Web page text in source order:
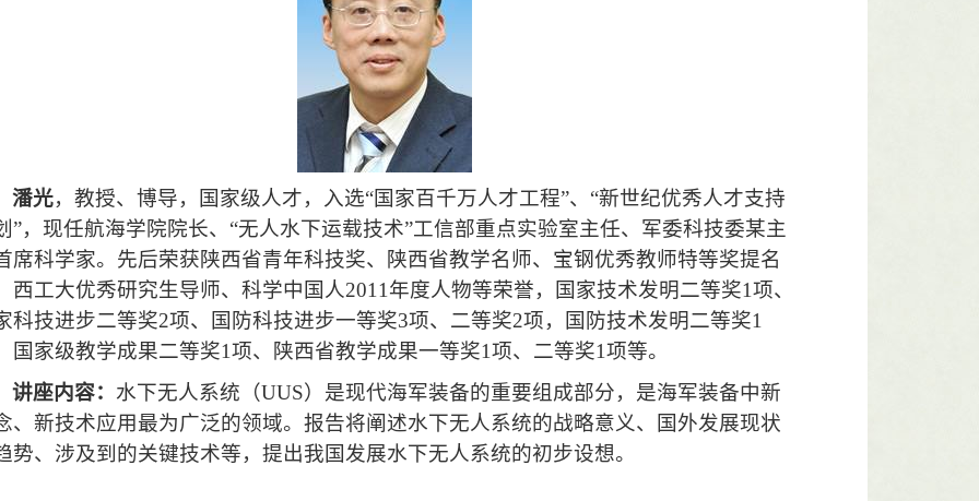
潘光，教授、博导，国家级人才，入选“国家百千万人才工程”、“新世纪优秀人才支持
”，现任航海学院院长、“无人水下运载技术”工信部重点实验室主任、军委科技委某主
席科学家。先后荣获陕西省青年科技奖、陕西省教学名师、宝钢优秀教师特等奖提名
西工大优秀研究生导师、科学中国人2011 年度人物等荣誉，国家技术发明二等奖1项、
科技进步二等奖2项、国防科技进步一等奖3项、二等奖2项，国防技术发明二等奖1
国家级教学成果二等奖1项、陕西省教学成果一等奖1项、二等奖1项等。
讲座内容： 水下无人系统（UUS）是现代海军装备的重要组成部分，是海军装备中新
、新技术应用最为广泛的领域。报告将阐述水下无人系统的战略意义、国外发展现状
势、涉及到的关键技术等，提出我国发展水下无人系统的初步设想。